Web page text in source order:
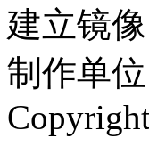
建立镜像
制作单